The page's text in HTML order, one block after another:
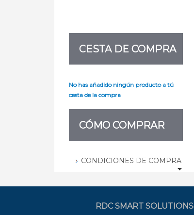
CESTA DE COMPRA
No has añadido ningún producto a tú
cesta de la compra
CÓMO COMPRAR
CONDICIONES DE COMPRA
RDC SMART SOLUTIONS